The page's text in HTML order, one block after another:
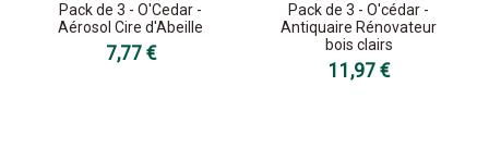
Pack de 3 - O'Cedar -
Aérosol Cire d'Abeille
7,77 €
Pack de 3 - O'cédar -
Antiquaire Rénovateur
bois clairs
11,97 €